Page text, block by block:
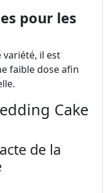
pour les
il est
faible dose afin
Cake
de la